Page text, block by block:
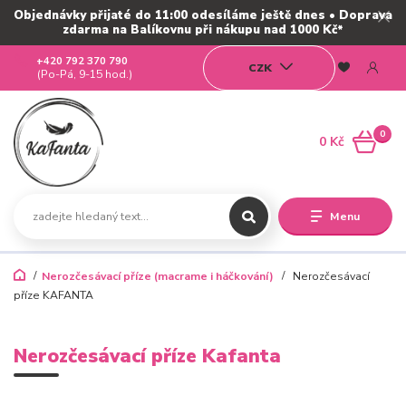
Objednávky přijaté do 11:00 odesíláme ještě dnes • Doprava
zdarma na Balíkovnu při nákupu nad 1000 Kč*
Menu
CZK
+420 792 370 790
(Po-Pá, 9-15 hod.)
0
0 Kč
Nerozčesávací příze (macrame i háčkování)
Nerozčesávací
příze KAFANTA
Nerozčesávací příze Kafanta